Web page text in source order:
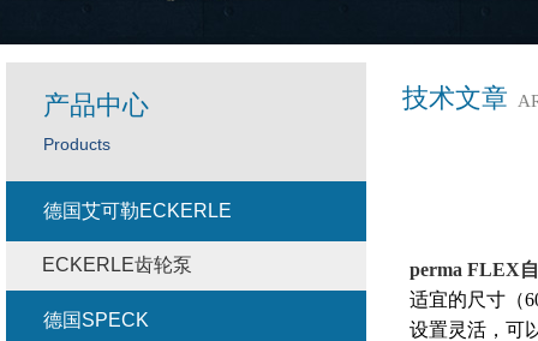
技术文章
perma FLEX
适宜的尺寸（
设置灵活，可
产品中心
Products
德国艾可勒ECKERLE
ECKERLE齿轮泵
德国SPECK